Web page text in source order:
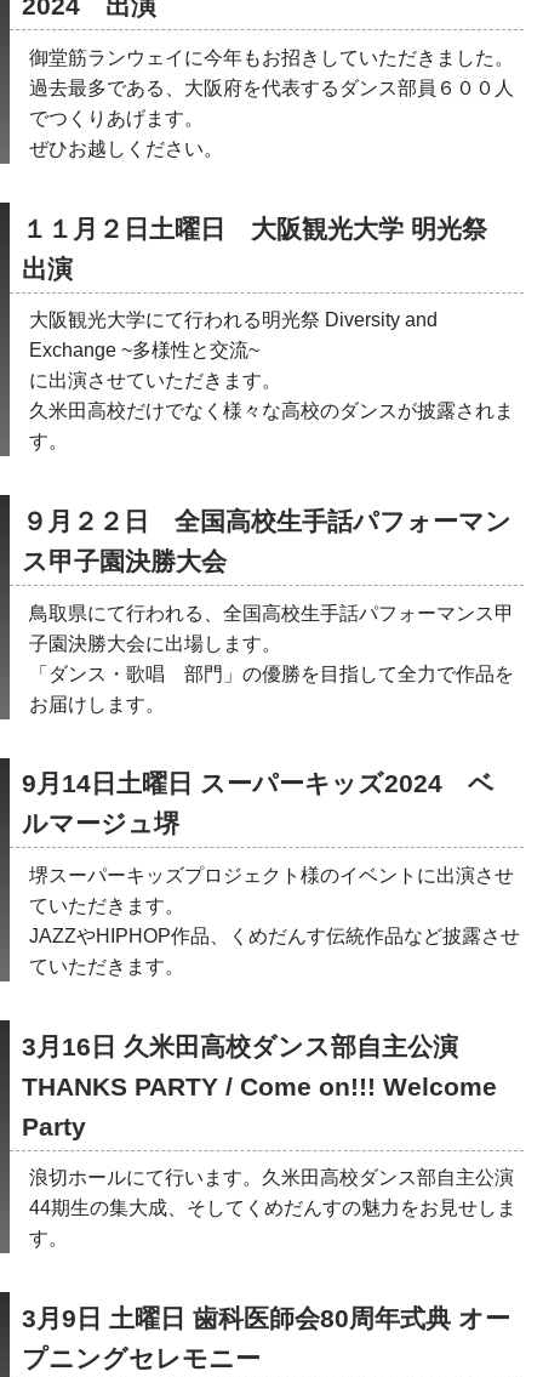
2024　出演
御堂筋ランウェイに今年もお招きしていただきました。
過去最多である、大阪府を代表するダンス部員６００人
でつくりあげます。
ぜひお越しください。
１１月２日土曜日　大阪観光大学 明光祭
出演
大阪観光大学にて行われる明光祭 Diversity and
Exchange ~多様性と交流~
に出演させていただきます。
久米田高校だけでなく様々な高校のダンスが披露されま
す。
９月２２日　全国高校生手話パフォーマン
ス甲子園決勝大会
鳥取県にて行われる、全国高校生手話パフォーマンス甲
子園決勝大会に出場します。
「ダンス・歌唱　部門」の優勝を目指して全力で作品を
お届けします。
9月14日土曜日 スーパーキッズ2024　ベ
ルマージュ堺
堺スーパーキッズプロジェクト様のイベントに出演させ
ていただきます。
JAZZやHIPHOP作品、くめだんす伝統作品など披露させ
ていただきます。
3月16日 久米田高校ダンス部自主公演
THANKS PARTY / Come on!!! Welcome
Party
浪切ホールにて行います。久米田高校ダンス部自主公演
44期生の集大成、そしてくめだんすの魅力をお見せしま
す。
3月9日 土曜日 歯科医師会80周年式典 オー
プニングセレモニー